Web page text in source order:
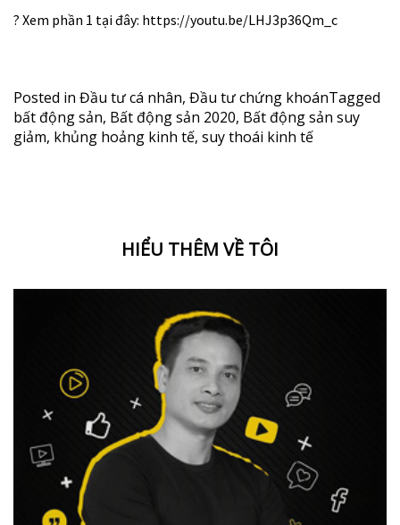
? Xem phần 1 tại đây: https://youtu.be/LHJ3p36Qm_c
Posted in Đầu tư cá nhân, Đầu tư chứng khoánTagged
bất động sản, Bất động sản 2020, Bất động sản suy
giảm, khủng hoảng kinh tế, suy thoái kinh tế
HIỂU THÊM VỀ TÔI